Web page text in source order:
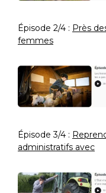
Épisode 2/4 : Près
femmes
Épisode 3/4 :
administratifs avec